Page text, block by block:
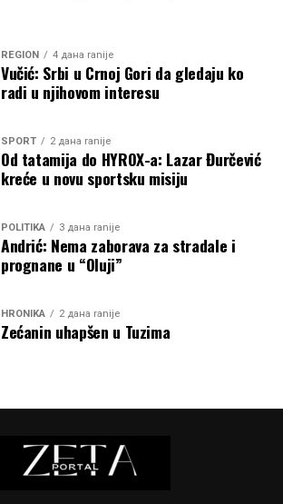
REGION 4 дана ranije
Vučić: Srbi u Crnoj Gori da gledaju ko
radi u njihovom interesu
SPORT 2 дана ranije
Od tatamija do HYROX-a: Lazar Đurčević
kreće u novu sportsku misiju
POLITIKA 3 дана ranije
Andrić: Nema zaborava za stradale i
prognane u “Oluji”
HRONIKA 2 дана ranije
Zećanin uhapšen u Tuzima